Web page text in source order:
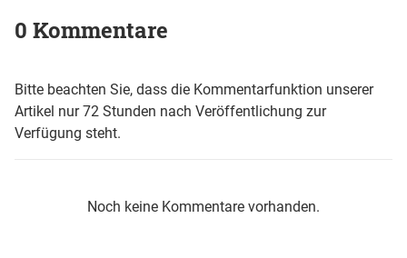
0 Kommentare
Bitte beachten Sie, dass die Kommentarfunktion unserer
Artikel nur 72 Stunden nach Veröffentlichung zur
Verfügung steht.
Noch keine Kommentare vorhanden.